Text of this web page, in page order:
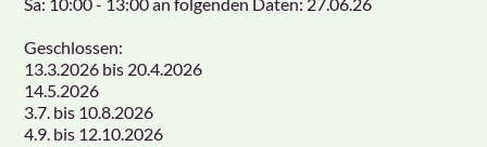
Geschlossen:
13.3.2026 bis 20.4.2026
14.5.2026
3.7. bis 10.8.2026
4.9. bis 12.10.2026